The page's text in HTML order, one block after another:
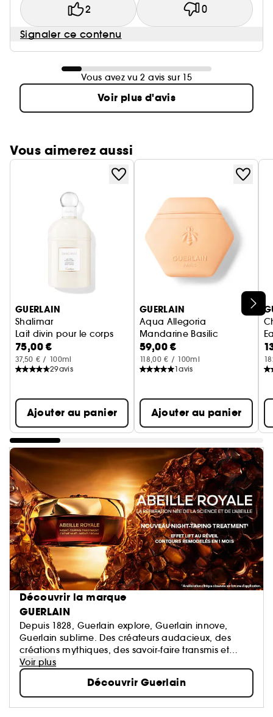
2 0
Signaler ce contenu
Vous avez vu 2 avis sur 15
Voir plus d'avis
Vous aimerez aussi
Ignorer le carrousel produits
GUERLAIN
Shalimar
Lait divin pour le corps
75,00 €
37,50 € / 100ml
29avis
Ajouter au panier
GUERLAIN
Aqua Allegoria
Mandarine Basilic
Crème Mains
59,00 €
118,00 € / 100ml
1avis
Ajouter au panier
Découvrir la marque
GUERLAIN
Depuis 1828, Guerlain explore, Guerlain innove,
Guerlain sublime. Des créateurs audacieux, des
créations mythiques, des savoir-faire transmis et
perpétués. La Culture du Beau en signature.
Voir plus
Découvrir Guerlain